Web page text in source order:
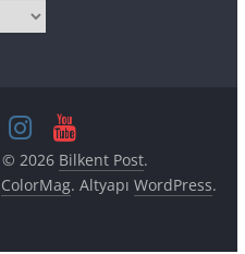
© 2026 Bilkent Post.
ColorMag. Altyapı WordPress.